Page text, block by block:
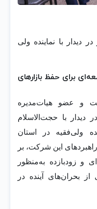
دیدار با نماینده ولی
برای حفظ بازارهای
و عضو هیات‌مدیره
دیدار با حجت‌الاسلام
ولی‌فقیه در استان
این شرکت، بر
و زودبازده به‌منظور
بحران‌های آینده در